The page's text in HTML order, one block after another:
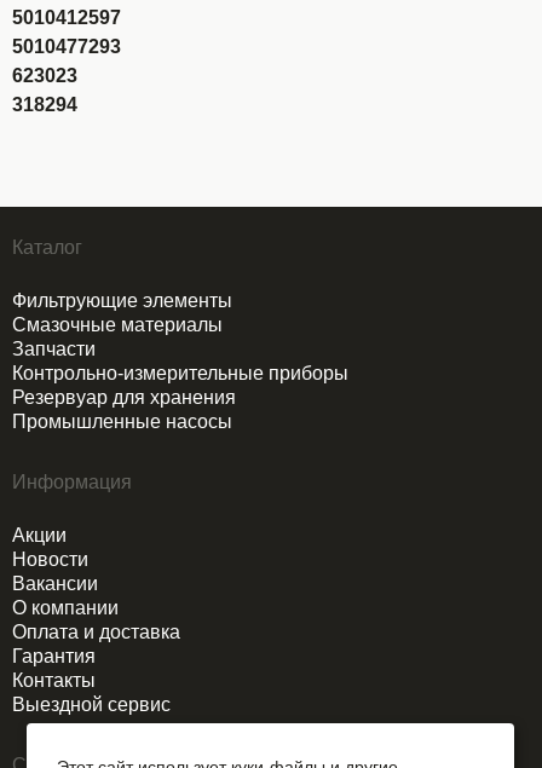
5010412597
5010477293
623023
318294
Каталог
Фильтрующие элементы
Смазочные материалы
Запчасти
Контрольно-измерительные приборы
Резервуар для хранения
Промышленные насосы
Информация
Акции
Новости
Вакансии
О компании
Оплата и доставка
Гарантия
Контакты
Выездной сервис